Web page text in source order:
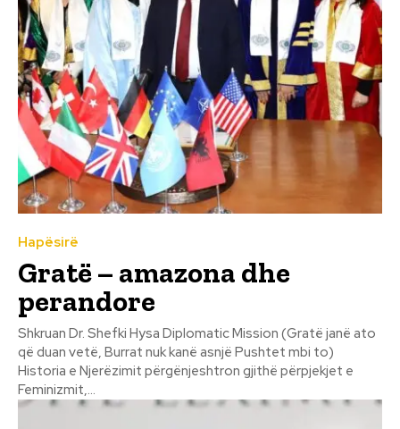
Hapësirë
Gratë – amazona dhe
perandore
Shkruan Dr. Shefki Hysa Diplomatic Mission (Gratë janë ato
që duan vetë, Burrat nuk kanë asnjë Pushtet mbi to)
Historia e Njerëzimit përgënjeshtron gjithë përpjekjet e
Feminizmit,...